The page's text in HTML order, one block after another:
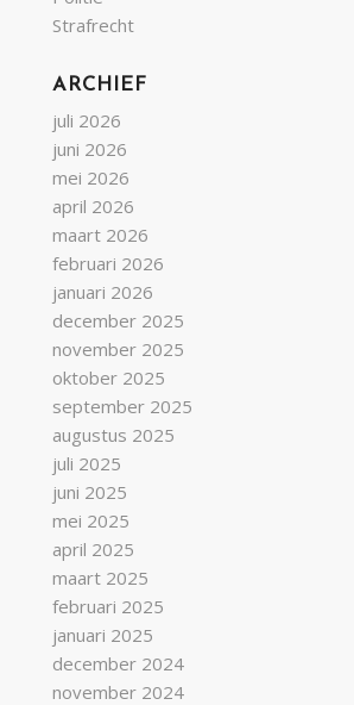
Strafrecht
ARCHIEF
juli 2026
juni 2026
mei 2026
april 2026
maart 2026
februari 2026
januari 2026
december 2025
november 2025
oktober 2025
september 2025
augustus 2025
juli 2025
juni 2025
mei 2025
april 2025
maart 2025
februari 2025
januari 2025
december 2024
november 2024